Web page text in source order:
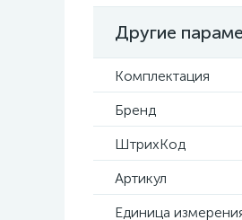
Другие
Комплектация
Бренд
ШтрихКод
Артикул
Единица